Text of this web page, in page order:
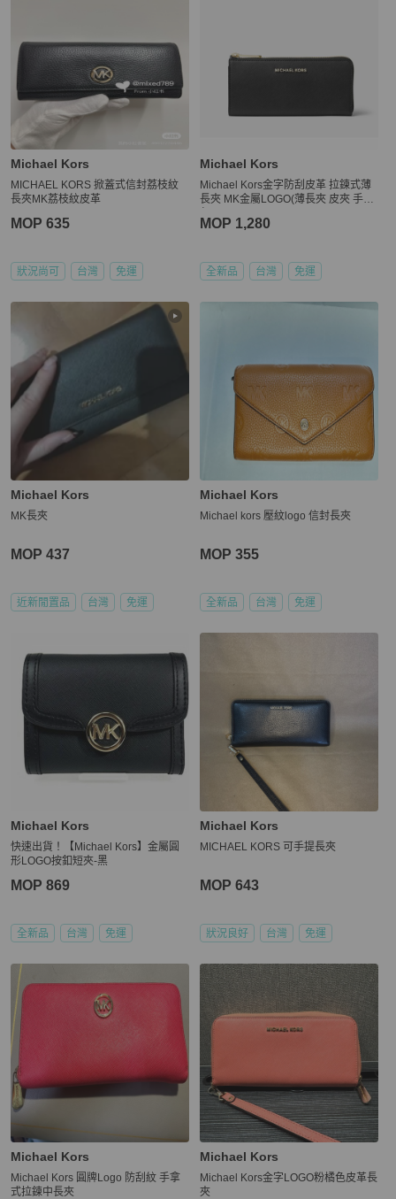
Michael Kors
MICHAEL KORS 掀蓋式信封荔枝紋
長夾MK荔枝紋皮革
MOP 635
狀況尚可 台灣 免運
Michael Kors
Michael Kors金字防刮皮革 拉鍊式薄
長夾 MK金屬LOGO(薄長夾 皮夾 手拿
MOP 1,280
全新品 台灣 免運
Michael Kors
MK長夾
MOP 437
近新閒置品 台灣 免運
Michael Kors
Michael kors 壓紋logo 信封長夾
MOP 355
全新品 台灣 免運
Michael Kors
快速出貨！【Michael Kors】金屬圓
形LOGO按釦短夾-黑
MOP 869
全新品 台灣 免運
Michael Kors
MICHAEL KORS 可手提長夾
MOP 643
狀況良好 台灣 免運
Michael Kors
Michael Kors 圓牌Logo 防刮紋 手拿
式拉鍊中長夾
Michael Kors
Michael Kors金字LOGO粉橘色皮革長
夾